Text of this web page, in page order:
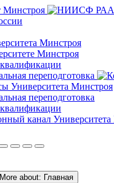
More about: Главная